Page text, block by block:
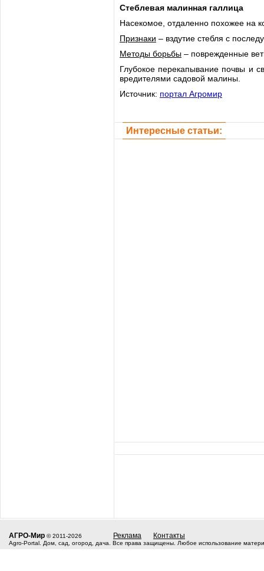
Стеблевая малинная галлица
Насекомое, отдаленно похожее на
Признаки – вздутие стебля с
Методы борьбы – поврежденные
Глубокое перекапывание почвы и
вредителями садовой малины.
Источник: портал Агромир
Интересные статьи:
АГРО-Мир © 2011-2026 Реклама Контакты
Agro-Portal. Дом, сад, огород, дача. Все права защищены. Любое использование